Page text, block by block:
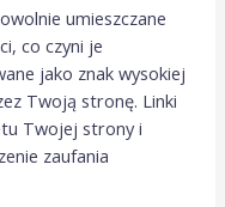
umieszczane
co czyni je
jako znak wysokiej
Twoją stronę. Linki
Twojej strony i
zaufania